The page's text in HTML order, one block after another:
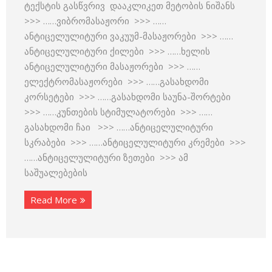
ტექსტის გასწვრივ დააკლიკეთ მეტობის ნიშანს
>>> ……ვიბრომასაჟორი >>> ……
ანტიცელულიტური ვაკუუმ-მასაჟორები >>> ……
ანტიცელულიტური ქილები >>> ……ხელის
ანტიცელულიტური მასაჟორები >>> ……
ელექტრომასაჟორები >>> ……გასახდომი
კორსეტები >>> ……გასახდომი საუნა-შორტები
>>> ……კუნთების სტიმულატორები >>> ……
გასახდომი ჩაი >>> ……ანტიცელულიტური
სკრაბები >>> ……ანტიცელულიტური კრემები >>>
……ანტიცელულიტური ზეთები >>> ამ
საშუალებების
Read More